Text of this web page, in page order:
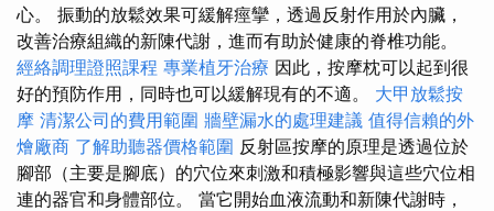
心。 振動的放鬆效果可緩解痙攣，透過反射作用於內臟，
改善治療組織的新陳代謝，進而有助於健康的脊椎功能。
經絡調理證照課程 專業植牙治療 因此，按摩枕可以起到很
好的預防作用，同時也可以緩解現有的不適。 大甲放鬆按
摩 清潔公司的費用範圍 牆壁漏水的處理建議 值得信賴的外
燴廠商 了解助聽器價格範圍 反射區按摩的原理是透過位於
腳部（主要是腳底）的穴位來刺激和積極影響與這些穴位相
連的器官和身體部位。 當它開始血液流動和新陳代謝時，